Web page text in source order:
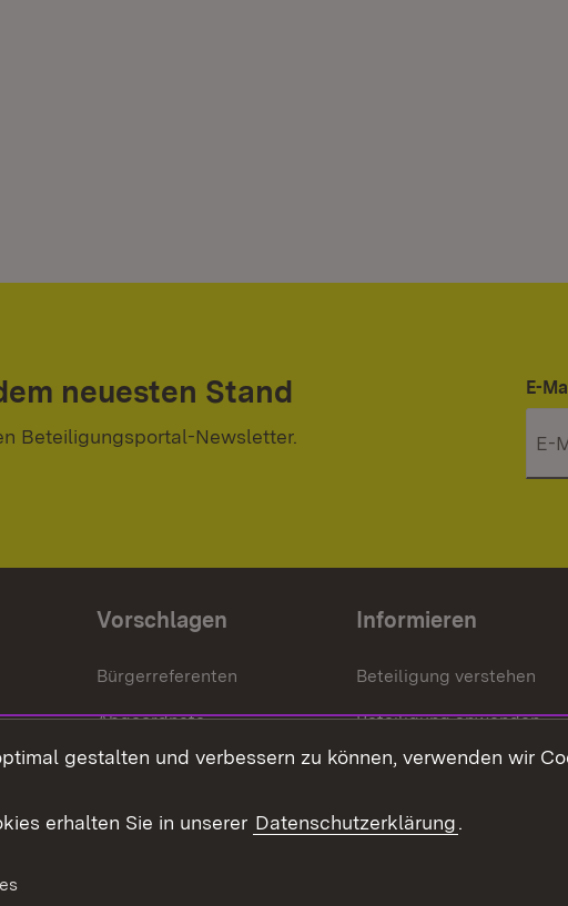
neuesten Stand
Beteiligungsportal-Newsletter.
E-
Vorschlagen
Bürgerreferenten
Abgeordnete
Bürgerbeauftragte
Informieren
Beteiligung verstehen
Beteiligung anwenden
Beteiligung stärken
gestalten und verbessern zu können, verwenden wir
erhalten Sie in unserer Datenschutzerklärung.